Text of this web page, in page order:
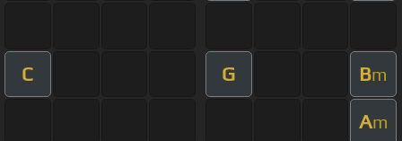
C G Bm
Am